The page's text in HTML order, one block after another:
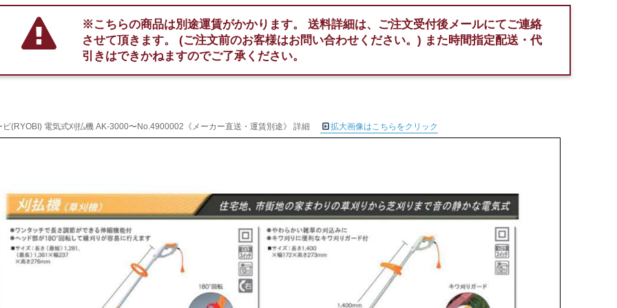
※こちらの商品は別途運賃がかかります。
送料詳細は、ご注文受付後メールにてご連絡
させて頂きます。
(ご注文前のお客様はお問い合わせください。) また時間指定配送・代
引きはできかねますのでご了承ください。
ビ(RYOBI) 電気式刈払機 AK-3000〜No.4900002《メーカー直送・運賃別途》 詳細 拡大画像はこちらをクリック